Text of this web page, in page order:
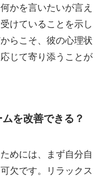
かを言いたいが言え
けていることを示し
らこそ、彼の心理状
じて寄り添うことが
を改善できる？
めには、まず自分自
欠です。リラックス